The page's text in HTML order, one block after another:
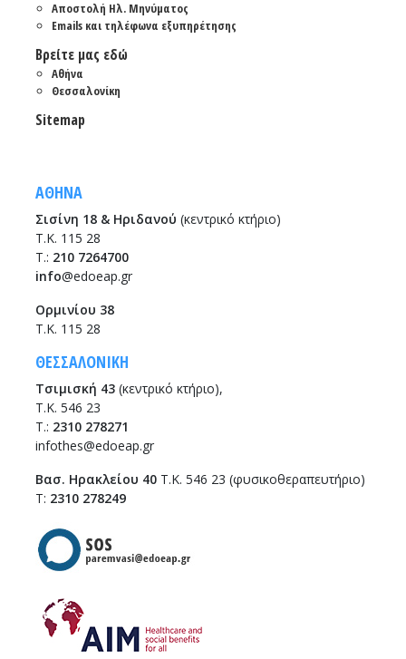
Αποστολή Ηλ. Μηνύματος
Emails και τηλέφωνα εξυπηρέτησης
Βρείτε μας εδώ
Αθήνα
Θεσσαλονίκη
Sitemap
ΑΘΗΝΑ
Σισίνη 18 & Ηριδανού (κεντρικό κτήριο)
Τ.Κ. 115 28
T.: 210 7264700
info@edoeap.gr
Ορμινίου 38
Τ.Κ. 115 28
ΘΕΣΣΑΛΟΝΙΚΗ
Τσιμισκή 43 (κεντρικό κτήριο),
Τ.Κ. 546 23
T.: 2310 278271
infothes@edoeap.gr
Βασ. Ηρακλείου 40 Τ.Κ. 546 23 (φυσικοθεραπευτήριο)
Τ: 2310 278249